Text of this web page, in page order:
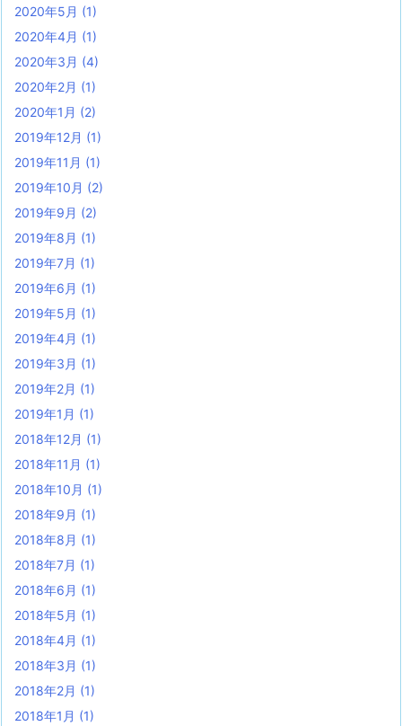
2020年5月 (1)
2020年4月 (1)
2020年3月 (4)
2020年2月 (1)
2020年1月 (2)
2019年12月 (1)
2019年11月 (1)
2019年10月 (2)
2019年9月 (2)
2019年8月 (1)
2019年7月 (1)
2019年6月 (1)
2019年5月 (1)
2019年4月 (1)
2019年3月 (1)
2019年2月 (1)
2019年1月 (1)
2018年12月 (1)
2018年11月 (1)
2018年10月 (1)
2018年9月 (1)
2018年8月 (1)
2018年7月 (1)
2018年6月 (1)
2018年5月 (1)
2018年4月 (1)
2018年3月 (1)
2018年2月 (1)
2018年1月 (1)